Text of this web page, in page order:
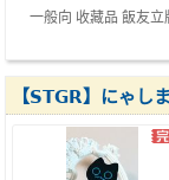
一般向 收藏品 飯友立
【𝗦𝗧𝗚𝗥】にゃし